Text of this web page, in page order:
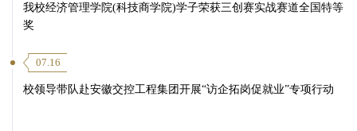
我校经济管理学院(科技商学院)学子荣获三创赛实战赛道全国特等
奖
07.16
校领导带队赴安徽交控工程集团开展“访企拓岗促就业”专项行动